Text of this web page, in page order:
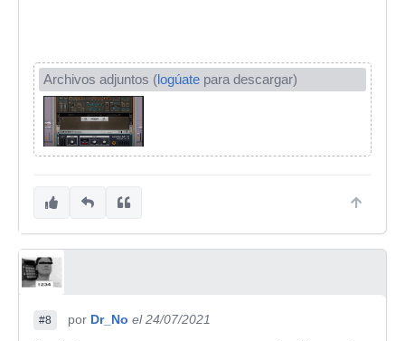
Archivos adjuntos (logúate para descargar)
#8 por Dr_No el 24/07/2021